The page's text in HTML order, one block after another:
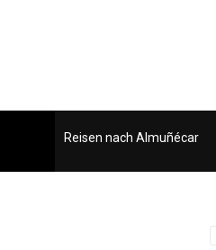
Reisen nach Almuñécar